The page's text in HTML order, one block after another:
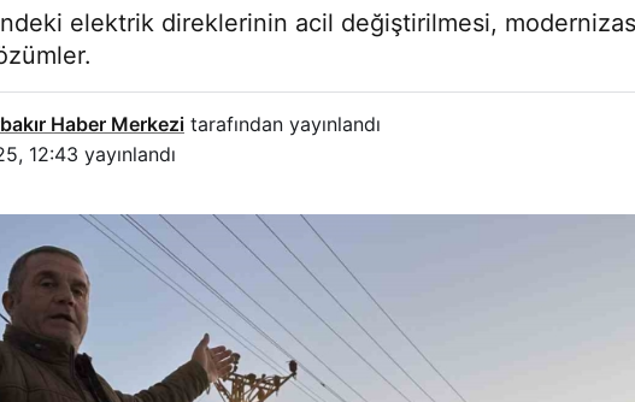
elektrik direklerinin acil değiştirilmesi,
Haber Merkezi tarafından yayınlandı
12:43 yayınlandı